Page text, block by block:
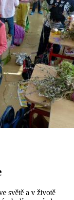
světě a v životě